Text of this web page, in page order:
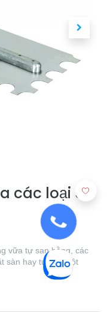
các loại 5,
vữa tự san bằng, các
sàn hay tường một